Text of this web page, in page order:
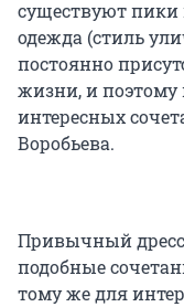
существуют пики
одежда (стиль
постоянно
жизни, и
интересных
Воробьева.
Привычный
подобные
тому же для